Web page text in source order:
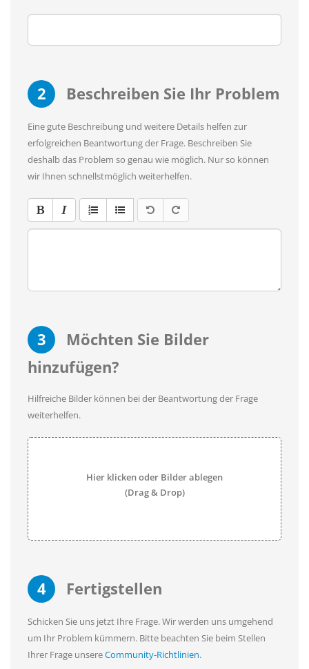
2 Beschreiben Sie Ihr Problem
Eine gute Beschreibung und weitere Details helfen zur
erfolgreichen Beantwortung der Frage. Beschreiben Sie
deshalb das Problem so genau wie möglich. Nur so können
wir Ihnen schnellstmöglich weiterhelfen.
3
Möchten Sie Bilder
hinzufügen?
Hilfreiche Bilder können bei der Beantwortung der Frage
weiterhelfen.
Hier klicken oder Bilder ablegen
(Drag & Drop)
4 Fertigstellen
Schicken Sie uns jetzt Ihre Frage. Wir werden uns umgehend
um Ihr Problem kümmern. Bitte beachten Sie beim Stellen
Ihrer Frage unsereCommunity-Richtlinien.